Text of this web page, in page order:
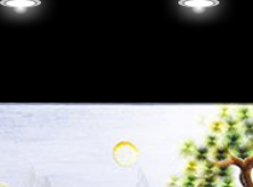
Skip to content